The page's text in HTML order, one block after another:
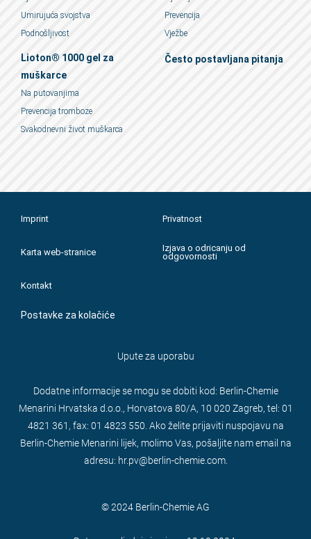
Umirujuća svojstva
Podnošljivost
Prevencija
Vježbe
Lioton® 1000 gel za
muškarce
Na putovanjima
Prevencija tromboze
Svakodnevni život muškarca
Često postavljana pitanja
Imprint Privatnost
Karta web-stranice
Izjava o odricanju od
odgovornosti
Kontakt
Postavke za kolačiće
Upute za uporabu
Dodatne informacije se mogu se dobiti kod: Berlin-Chemie
Menarini Hrvatska d.o.o., Horvatova 80/A, 10 020 Zagreb, tel: 01
4821 361, fax: 01 4823 550. Ako želite prijaviti nuspojavu na
Berlin-Chemie Menarini lijek, molimo Vas, pošaljite nam email na
adresu: hr.pv@berlin-chemie.com.
© 2024 Berlin-Chemie AG